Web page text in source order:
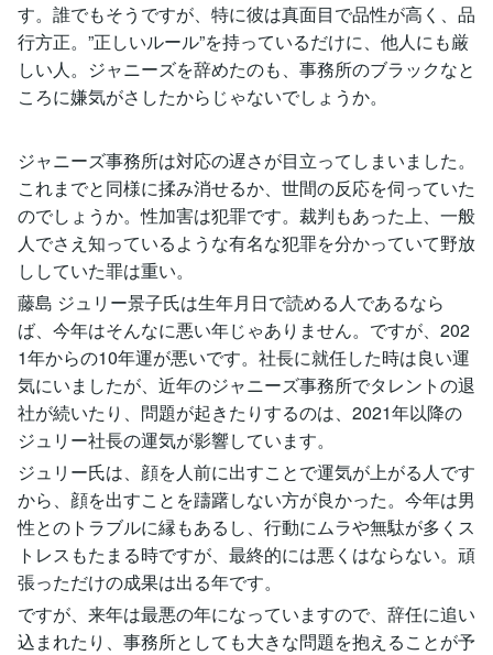
す。誰でもそうですが、特に彼は真面目で品性が高く、品
行方正。”正しいルール”を持っているだけに、他人にも厳
しい人。ジャニーズを辞めたのも、事務所のブラックなと
ころに嫌気がさしたからじゃないでしょうか。
ジャニーズ事務所は対応の遅さが目立ってしまいました。
これまでと同様に揉み消せるか、世間の反応を伺っていた
のでしょうか。性加害は犯罪です。裁判もあった上、一般
人でさえ知っているような有名な犯罪を分かっていて野放
ししていた罪は重い。
藤島 ジュリー景子氏は生年月日で読める人であるなら
ば、今年はそんなに悪い年じゃありません。ですが、202
1年からの10年運が悪いです。社長に就任した時は良い運
気にいましたが、近年のジャニーズ事務所でタレントの退
社が続いたり、問題が起きたりするのは、2021年以降の
ジュリー社長の運気が影響しています。
ジュリー氏は、顔を人前に出すことで運気が上がる人です
から、顔を出すことを躊躇しない方が良かった。今年は男
性とのトラブルに縁もあるし、行動にムラや無駄が多くス
トレスもたまる時ですが、最終的には悪くはならない。頑
張っただけの成果は出る年です。
ですが、来年は最悪の年になっていますので、辞任に追い
込まれたり、事務所としても大きな問題を抱えることが予